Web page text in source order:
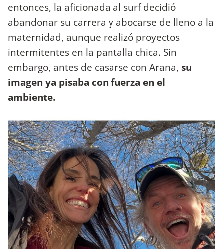
entonces, la aficionada al surf decidió
abandonar su carrera y abocarse de lleno a la
maternidad, aunque realizó proyectos
intermitentes en la pantalla chica. Sin
embargo, antes de casarse con Arana, su
imagen ya pisaba con fuerza en el
ambiente.